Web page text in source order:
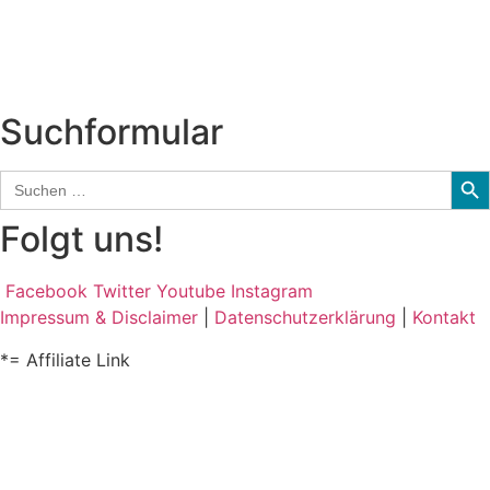
Suchformular
Search
for:
Folgt uns!
Facebook Twitter Youtube Instagram
Impressum & Disclaimer
Datenschutzerklärung
Kontakt
*= Affiliate Link